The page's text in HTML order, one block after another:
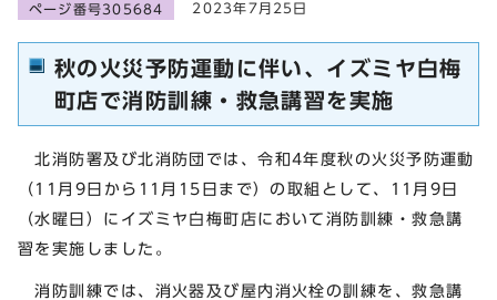
ページ番号305684 2023年7月25日
秋の火災予防運動に伴い、イズミヤ白梅
町店で消防訓練・救急講習を実施
北消防署及び北消防団では、令和4年度秋の火災予防運動
（11月9日から11月15日まで）の取組として、11月9日
（水曜日）にイズミヤ白梅町店において消防訓練・救急講
習を実施しました。
消防訓練では、消火器及び屋内消火栓の訓練を、救急講